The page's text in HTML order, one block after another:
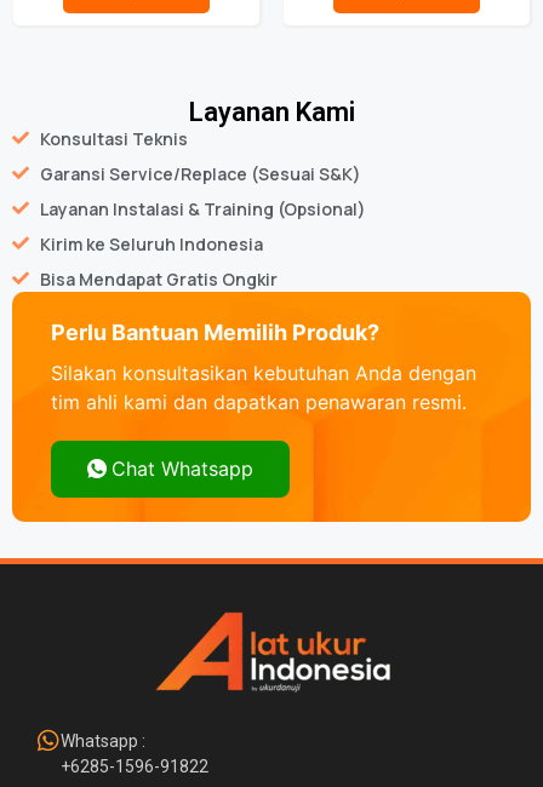
Layanan Kami
Konsultasi Teknis
Garansi Service/Replace (Sesuai S&K)
Layanan Instalasi & Training (Opsional)
Kirim ke Seluruh Indonesia
Bisa Mendapat Gratis Ongkir
Perlu Bantuan Memilih Produk?
Silakan konsultasikan kebutuhan Anda dengan
tim ahli kami dan dapatkan penawaran resmi.
Chat Whatsapp
Whatsapp :
+6285-1596-91822